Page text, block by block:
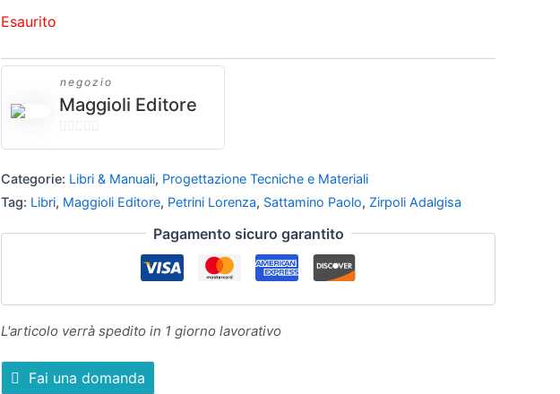
Esaurito
negozio
Maggioli Editore
0
5
Categorie: Libri & Manuali, Progettazione Tecniche e Materiali
Tag: Libri, Maggioli Editore, Petrini Lorenza, Sattamino Paolo, Zirpoli Adalgisa
Pagamento sicuro garantito
L'articolo verrà spedito in 1 giorno lavorativo
Fai una domanda